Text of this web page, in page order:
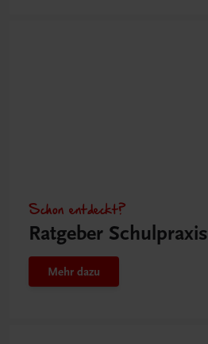
Schon entdeckt?
Ratgeber Schulpraxis
Mehr dazu